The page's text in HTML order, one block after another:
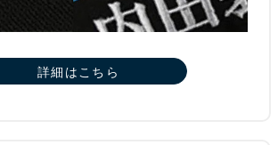
詳細はこちら